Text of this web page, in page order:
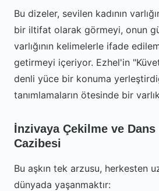
Bu dizeler, sevilen kadının
bir iltifat olarak görmeyi, onun
varlığının kelimelerle ifade
getirmeyi içeriyor. Ezhel'in
denli yüce bir konuma
tanımlamaların ötesinde bir
İnzivaya Çekilme ve
Cazibesi
Bu aşkın tek arzusu, herkesten
dünyada yaşanmaktır: